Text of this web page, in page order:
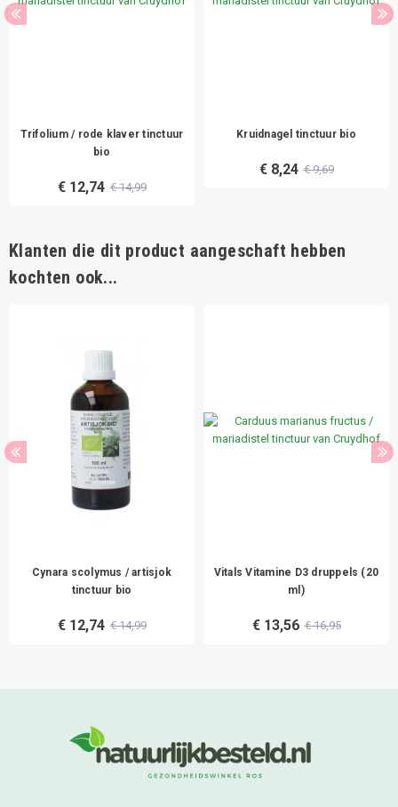
Trifolium / rode klaver tinctuur
bio
€ 12,74 € 14,99
Kruidnagel tinctuur bio
€ 8,24 € 9,69
Klanten die dit product aangeschaft hebben
kochten ook...
Cynara scolymus / artisjok
tinctuur bio
€ 12,74 € 14,99
Vitals Vitamine D3 druppels (20
ml)
€ 13,56 € 16,95